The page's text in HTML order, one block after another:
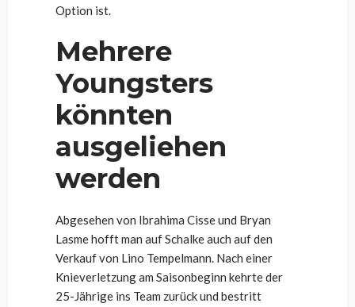
Option ist.
Mehrere
Youngsters
könnten
ausgeliehen
werden
Abgesehen von Ibrahima Cisse und Bryan
Lasme hofft man auf Schalke auch auf den
Verkauf von Lino Tempelmann. Nach einer
Knieverletzung am Saisonbeginn kehrte der
25-Jährige ins Team zurück und bestritt